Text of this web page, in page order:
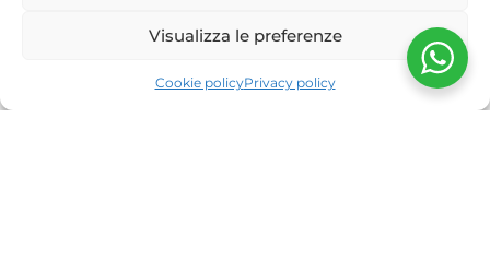
Visualizza le preferenze
Cookie policyPrivacy policy
Gestisci consenso